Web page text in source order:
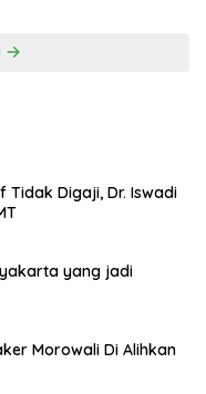
Tidak Digaji, Dr. Iswadi
yang jadi
Morowali Di Alihkan